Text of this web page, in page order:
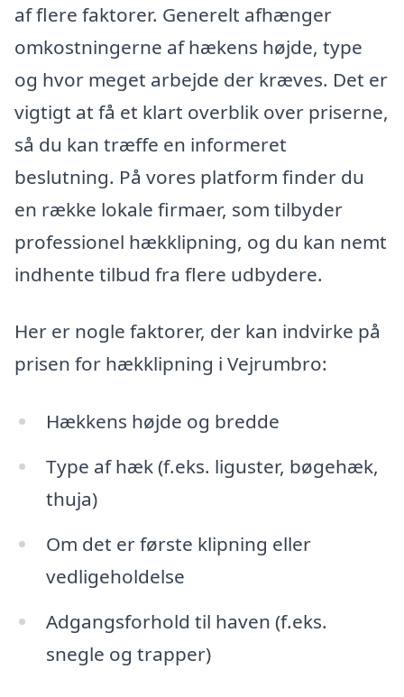
af flere faktorer. Generelt afhænger
omkostningerne af hækens højde, type
og hvor meget arbejde der kræves. Det er
vigtigt at få et klart overblik over priserne,
så du kan træffe en informeret
beslutning. På vores platform finder du
en række lokale firmaer, som tilbyder
professionel hækklipning, og du kan nemt
indhente tilbud fra flere udbydere.
Her er nogle faktorer, der kan indvirke på
prisen for hækklipning i Vejrumbro:
Hækkens højde og bredde
Type af hæk (f.eks. liguster, bøgehæk,
thuja)
Om det er første klipning eller
vedligeholdelse
Adgangsforhold til haven (f.eks.
snegle og trapper)